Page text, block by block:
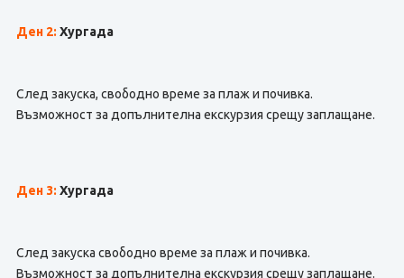
Ден 2: Хургада
След закуска, свободно време за плаж и почивка.
Възможност за допълнителна екскурзия срещу заплащане.
Ден 3: Хургада
След закуска свободно време за плаж и почивка.
Възможност за допълнителна екскурзия срещу заплащане.